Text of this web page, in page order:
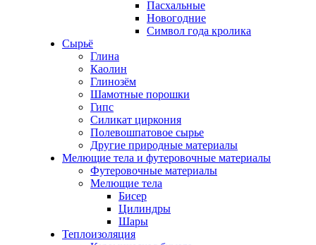
Пасхальные
Новогодние
Символ года кролика
Сырьё
Глина
Каолин
Глинозём
Шамотные порошки
Гипс
Силикат циркония
Полевошпатовое сырье
Другие природные материалы
Мелющие тела и футеровочные материалы
Футеровочные материалы
Мелющие тела
Бисер
Цилиндры
Шары
Теплоизоляция